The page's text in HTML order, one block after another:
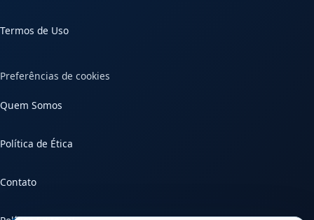
Termos de Uso
Preferências de cookies
Quem Somos
Política de Ética
Contato